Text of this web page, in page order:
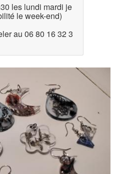
les lundi mardi je
le week-end)
au 06 80 16 32 3